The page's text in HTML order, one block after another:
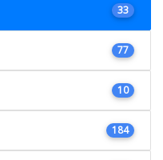
33
77
10
184